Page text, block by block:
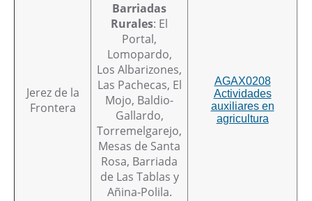
Jerez de la
Frontera
Barriadas
Rurales: El
Portal,
Lomopardo,
Los Albarizones,
Las Pachecas, El
Mojo, Baldio-
Gallardo,
Torremelgarejo,
Mesas de Santa
Rosa, Barriada
de Las Tablas y
Añina-Polila.
AGAX0208
Actividades
auxiliares en
agricultura